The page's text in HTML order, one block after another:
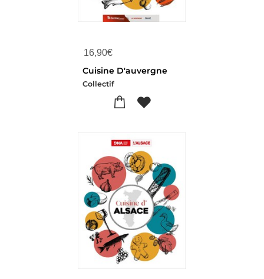
16,90€
Cuisine D'auvergne
Collectif